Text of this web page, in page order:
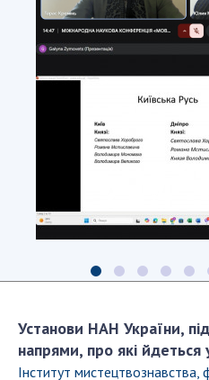
Установи НАН України,
напрями, про які йдеться
Інститут мистецтвознавства,